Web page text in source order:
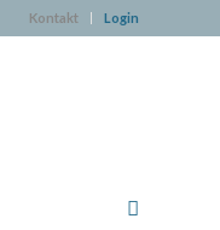
Kontakt Login